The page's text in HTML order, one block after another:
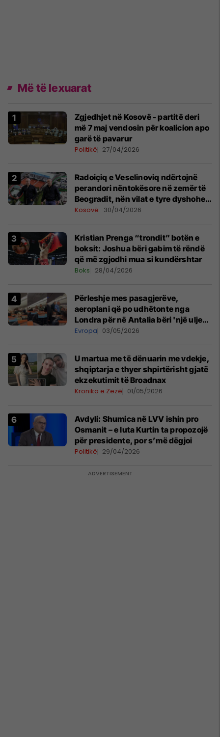
Më të lexuarat
Zgjedhjet në Kosovë - partitë deri
më 7 maj vendosin për koalicion apo
garë të pavarur
Politikë 27/04/2026
Radoiçiq e Veselinoviq ndërtojnë
perandori nëntokësore në zemër të
Beogradit, nën vilat e tyre dyshohet
se po bëjnë bunkerë
Kosovë 30/04/2026
Kristian Prenga “trondit” botën e
boksit: Joshua bëri gabim të rëndë
që më zgjodhi mua si kundërshtar
Boks 28/04/2026
Përleshje mes pasagjerëve,
aeroplani që po udhëtonte nga
Londra për në Antalia bëri 'një ulje
emergjente' në Prishtinë
Evropa 03/05/2026
U martua me të dënuarin me vdekje,
shqiptarja e thyer shpirtërisht gjatë
ekzekutimit të Broadnax
Kronika e Zezë 01/05/2026
Avdyli: Shumica në LVV ishin pro
Osmanit – e luta Kurtin ta propozojë
për presidente, por s’më dëgjoi
Politikë 29/04/2026